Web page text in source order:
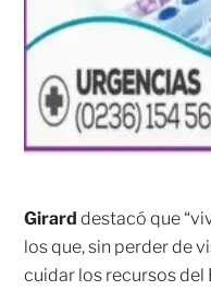
Girard destacó que
los que, sin perder de
cuidar los recursos del